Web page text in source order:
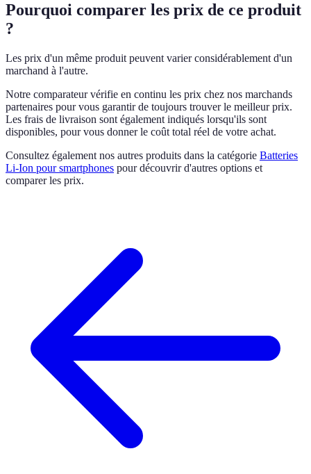
Pourquoi comparer les prix de ce produit
?
Les prix d'un même produit peuvent varier considérablement d'un
marchand à l'autre.
Notre comparateur vérifie en continu les prix chez nos marchands
partenaires pour vous garantir de toujours trouver le meilleur prix.
Les frais de livraison sont également indiqués lorsqu'ils sont
disponibles, pour vous donner le coût total réel de votre achat.
Consultez également nos autres produits dans la catégorie Batteries
Li-Ion pour smartphones pour découvrir d'autres options et
comparer les prix.